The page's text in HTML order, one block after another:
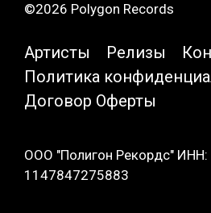
©2026 Polygon Records
Артисты Релизы
Политика
Договор Оферты
ООО "Полигон Рекордс"
1147847275883